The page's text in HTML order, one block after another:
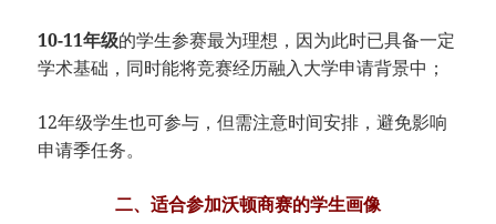
10-11年级的学生参赛最为理想，因为此时已具备一定
学术基础，同时能将竞赛经历融入大学申请背景中；
12年级学生也可参与，但需注意时间安排，避免影响
申请季任务。
二、适合参加沃顿商赛的学生画像